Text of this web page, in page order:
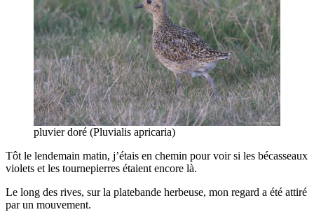
pluvier doré (Pluvialis apricaria)
Tôt le lendemain matin, j’étais en chemin pour voir si les bécasseaux
violets et les tournepierres étaient encore là.
Le long des rives, sur la platebande herbeuse, mon regard a été attiré
par un mouvement.